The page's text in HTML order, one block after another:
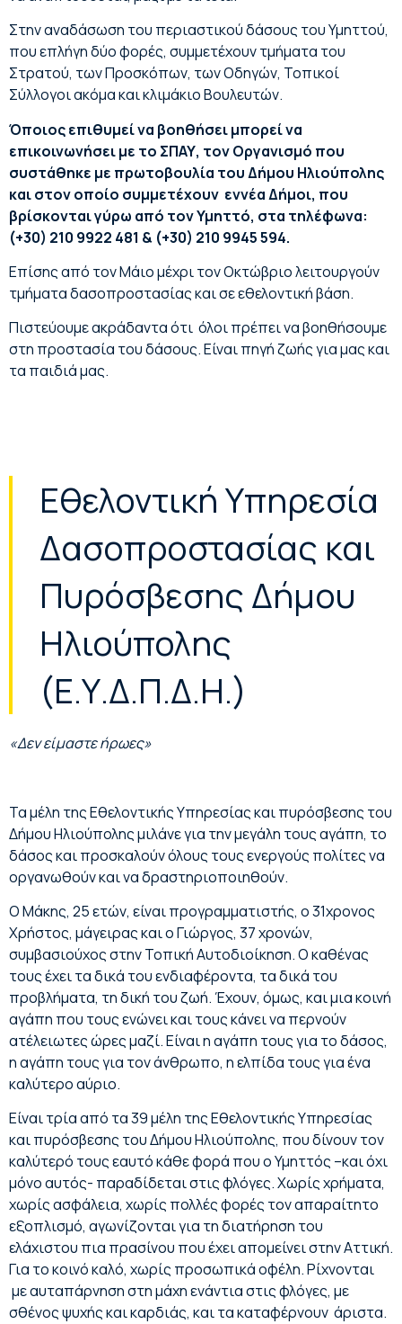
Στην αναδάσωση του περιαστικού δάσους του Υμηττού,
που επλήγη δύο φορές, συμμετέχουν τμήματα του
Στρατού, των Προσκόπων, των Οδηγών, Τοπικοί
Σύλλογοι ακόμα και κλιμάκιο Βουλευτών.
Όποιος επιθυμεί να βοηθήσει μπορεί να
επικοινωνήσει με το ΣΠΑΥ, τον Οργανισμό που
συστάθηκε με πρωτοβουλία του Δήμου Ηλιούπολης
και στον οποίο συμμετέχουν εννέα Δήμοι, που
βρίσκονται γύρω από τον Υμηττό, στα τηλέφωνα:
(+30) 210 9922 481 & (+30) 210 9945 594.
Επίσης από τον Μάιο μέχρι τον Οκτώβριο λειτουργούν
τμήματα δασοπροστασίας και σε εθελοντική βάση.
Πιστεύουμε ακράδαντα ότι όλοι πρέπει να βοηθήσουμε
στη προστασία του δάσους. Είναι πηγή ζωής για μας και
τα παιδιά μας.
Εθελοντική Υπηρεσία
Δασοπροστασίας και
Πυρόσβεσης Δήμου
Ηλιούπολης
(Ε.Υ.Δ.Π.Δ.Η.)
«Δεν είμαστε ήρωες»
Τα μέλη της Εθελοντικής Υπηρεσίας και πυρόσβεσης του
Δήμου Ηλιούπολης μιλάνε για την μεγάλη τους αγάπη, το
δάσος και προσκαλούν όλους τους ενεργούς πολίτες να
οργανωθούν και να δραστηριοποιηθούν.
Ο Μάκης, 25 ετών, είναι προγραμματιστής, ο 31χρονος
Χρήστος, μάγειρας και ο Γιώργος, 37 χρονών,
συμβασιούχος στην Τοπική Αυτοδιοίκηση. Ο καθένας
τους έχει τα δικά του ενδιαφέροντα, τα δικά του
προβλήματα, τη δική του ζωή. Έχουν, όμως, και μια κοινή
αγάπη που τους ενώνει και τους κάνει να περνούν
ατέλειωτες ώρες μαζί. Είναι η αγάπη τους για το δάσος,
η αγάπη τους για τον άνθρωπο, η ελπίδα τους για ένα
καλύτερο αύριο.
Είναι τρία από τα 39 μέλη της Εθελοντικής Υπηρεσίας
και πυρόσβεσης του Δήμου Ηλιούπολης, που δίνουν τον
καλύτερό τους εαυτό κάθε φορά που ο Υμηττός –και όχι
μόνο αυτός- παραδίδεται στις φλόγες. Χωρίς χρήματα,
χωρίς ασφάλεια, χωρίς πολλές φορές τον απαραίτητο
εξοπλισμό, αγωνίζονται για τη διατήρηση του
ελάχιστου πια πρασίνου που έχει απομείνει στην Αττική.
Για το κοινό καλό, χωρίς προσωπικά οφέλη. Ρίχνονται
με αυταπάρνηση στη μάχη ενάντια στις φλόγες, με
σθένος ψυχής και καρδιάς, και τα καταφέρνουν άριστα.